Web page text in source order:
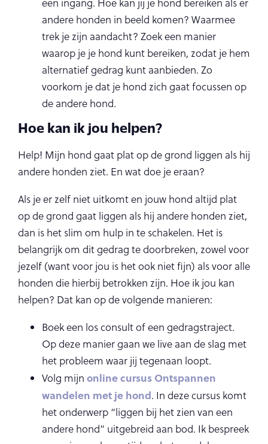
een ingang. Hoe kan jij je hond bereiken als er
andere honden in beeld komen? Waarmee
trek je zijn aandacht? Zoek een manier
waarop je je hond kunt bereiken, zodat je hem
alternatief gedrag kunt aanbieden. Zo
voorkom je dat je hond zich gaat focussen op
de andere hond.
Hoe kan ik jou helpen?
Help! Mijn hond gaat plat op de grond liggen als hij
andere honden ziet. En wat doe je eraan?
Als je er zelf niet uitkomt en jouw hond altijd plat
op de grond gaat liggen als hij andere honden ziet,
dan is het slim om hulp in te schakelen. Het is
belangrijk om dit gedrag te doorbreken, zowel voor
jezelf (want voor jou is het ook niet fijn) als voor alle
honden die hierbij betrokken zijn. Hoe ik jou kan
helpen? Dat kan op de volgende manieren:
Boek een los consult of een gedragstraject.
Op deze manier gaan we live aan de slag met
het probleem waar jij tegenaan loopt.
Volg mijn online cursus Ontspannen
wandelen met je hond. In deze cursus komt
het onderwerp “liggen bij het zien van een
andere hond” uitgebreid aan bod. Ik bespreek